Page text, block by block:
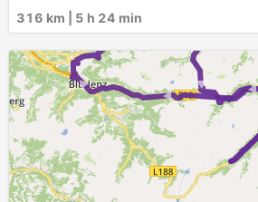
► ►
►
316 km | 5 h 24 min